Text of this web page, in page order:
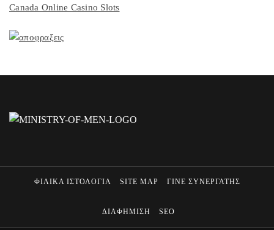
Canada Online Casino Slots
ΦΙΛΙΚΑ ΙΣΤΟΛΟΓΙΑ SITE MAP ΓΙΝΕ ΣΥΝΕΡΓΑΤΗΣ
ΔΙΑΦΗΜΙΣΗ SEO